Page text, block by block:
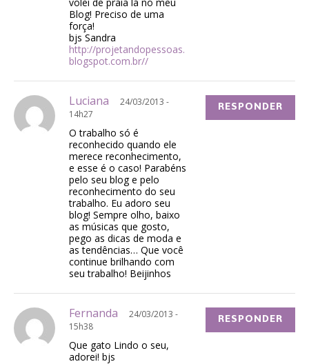
Blog! Preciso de uma
força!
bjs Sandra
http://projetandopessoas.
blogspot.com.br//
Luciana
24/03/2013 -
14h27
O trabalho só é
reconhecido quando ele
merece reconhecimento,
e esse é o caso! Parabéns
pelo seu blog e pelo
reconhecimento do seu
trabalho. Eu adoro seu
blog! Sempre olho, baixo
as músicas que gosto,
pego as dicas de moda e
as tendências… Que você
continue brilhando com
seu trabalho! Beijinhos
RESPONDER
Fernanda
24/03/2013 -
15h38
Que gato Lindo o seu,
adorei! bjs
RESPONDER